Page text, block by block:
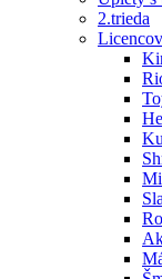
2.trieda